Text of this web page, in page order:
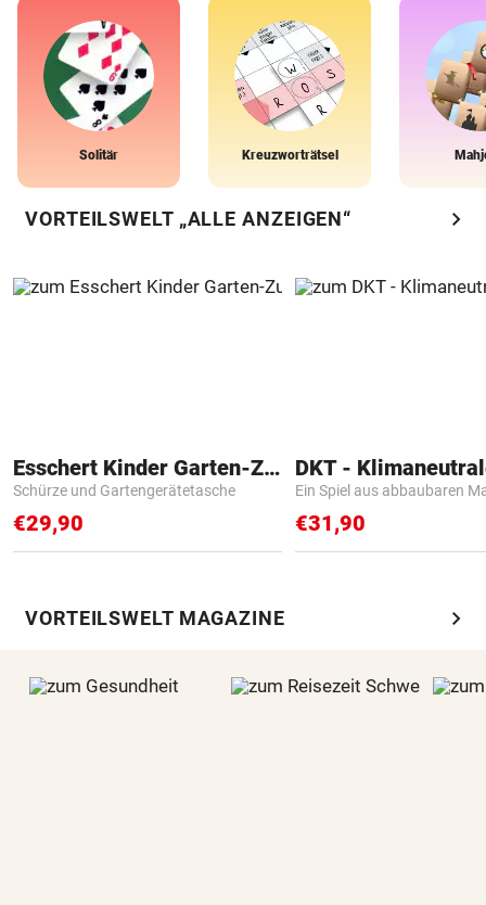
Solitär Kreuzworträtsel
VORTEILSWELT „ALLE ANZEIGEN“ chevron_right
Esschert Kinder Garten-Zubehör
Schürze und Gartengerätetasche
€29,90
Ein Spiel aus abbaubaren
€31,90
VORTEILSWELT MAGAZINE chevron_right